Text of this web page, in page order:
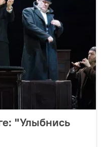
"Улыбнись